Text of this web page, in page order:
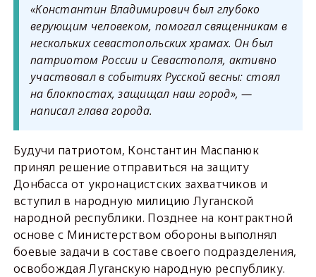
«Константин Владимирович был глубоко
верующим человеком, помогал священникам в
нескольких севастопольских храмах. Он был
патриотом России и Севастополя, активно
участвовал в событиях Русской весны: стоял
на блокпостах, защищал наш город», —
написал глава города.
Будучи патриотом, Константин Маспанюк
принял решение отправиться на защиту
Донбасса от укронацистских захватчиков и
вступил в народную милицию Луганской
народной республики. Позднее на контрактной
основе с Министерством обороны выполнял
боевые задачи в составе своего подразделения,
освобождая Луганскую народную республику.